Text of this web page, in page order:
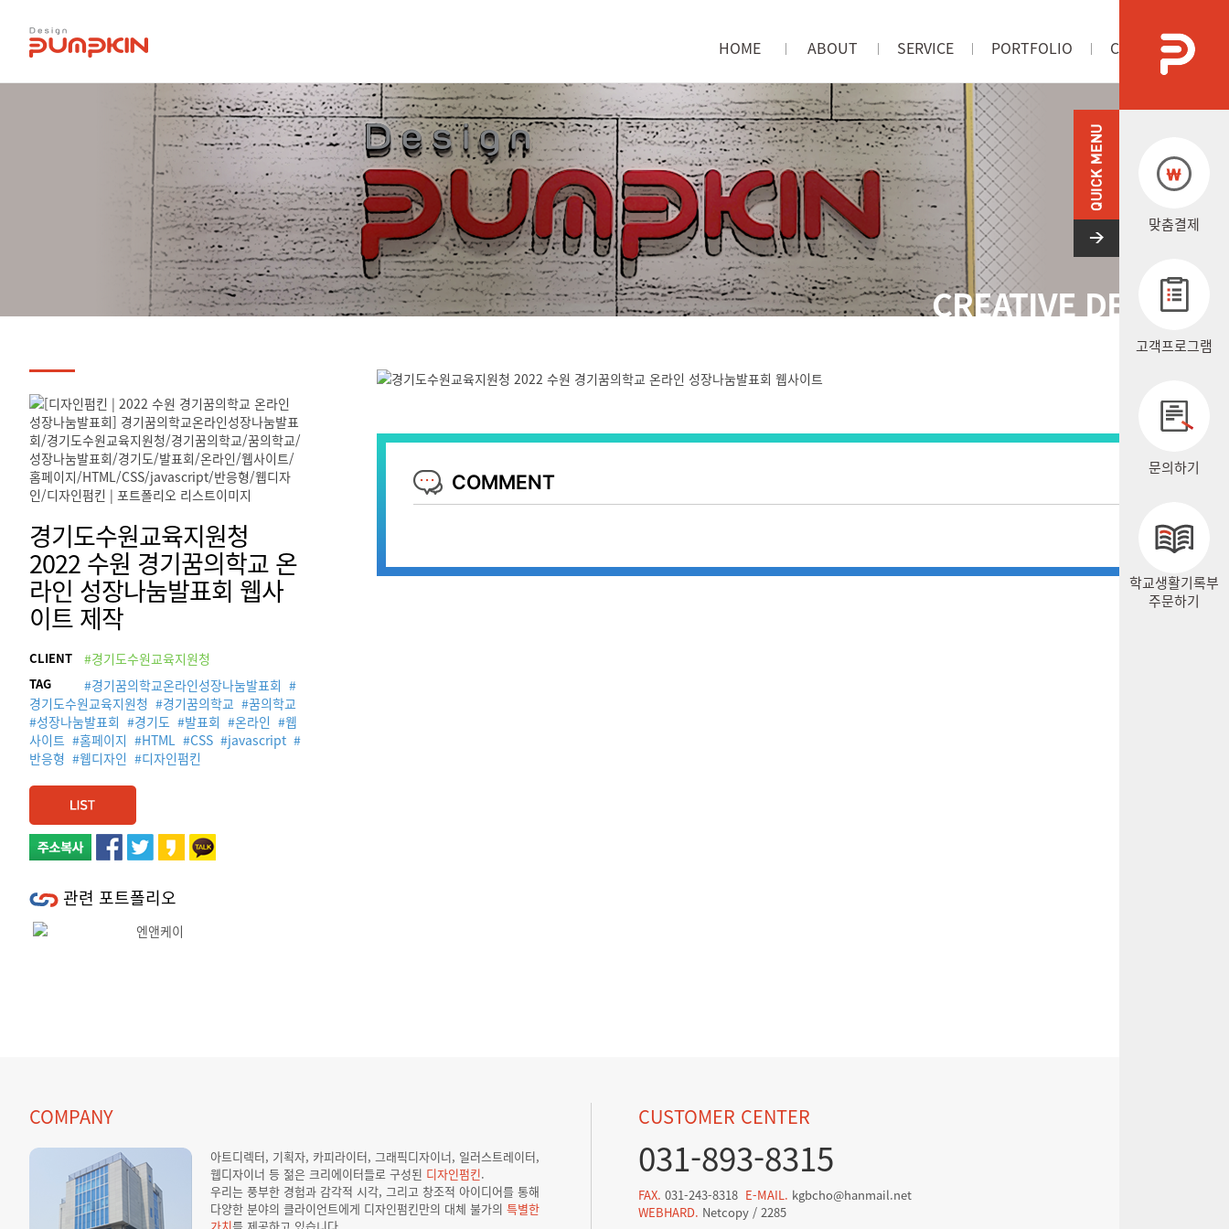
HOME ABOUT SERVICE PORTFOLIO CONTACT US
오시는길
맞춤결제
고객프로그램
문의하기
학교생활기록부
주문하기
CREATIVE DESIGN
경기도수원교육지원청
2022 수원 경기꿈의학교 온
라인 성장나눔발표회 웹사
이트 제작
CLIENT #경기도수원교육지원청
TAG #경기꿈의학교온라인성장나눔발표회 #
경기도수원교육지원청 #경기꿈의학교 #꿈의학교
#성장나눔발표회 #경기도 #발표회 #온라인 #웹
사이트 #홈페이지 #HTML #CSS #javascript #
반응형 #웹디자인 #디자인펌킨
관련 포트폴리오
COMMENT
COMPANY
아트디렉터, 기획자, 카피라이터, 그래픽디자이너, 일러스트레이터,
웹디자이너 등 젊은 크리에이터들로 구성된 디자인펌킨.
우리는 풍부한 경험과 감각적 시각, 그리고 창조적 아이디어를 통해
다양한 분야의 클라이언트에게 디자인펌킨만의 대체 불가의 특별한
CUSTOMER CENTER
031-893-8315
FAX. 031-243-8318 E-MAIL. kgbcho@hanmail.net
WEBHARD. Netcopy / 2285